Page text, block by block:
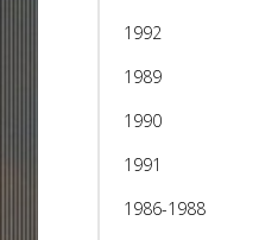
1992
1989
1990
1991
1986-1988